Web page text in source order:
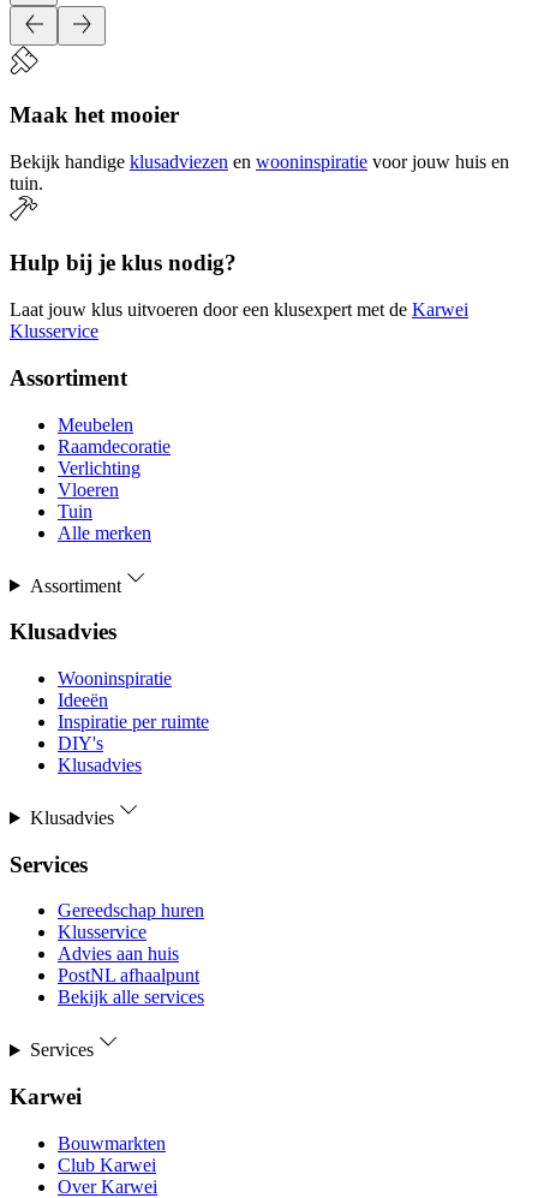
Maak het mooier
Bekijk handige klusadviezen en wooninspiratie voor jouw huis en
tuin.
Hulp bij je klus nodig?
Laat jouw klus uitvoeren door een klusexpert met de Karwei
Klusservice
Assortiment
Meubelen
Raamdecoratie
Verlichting
Vloeren
Tuin
Alle merken
Assortiment
Klusadvies
Wooninspiratie
Ideeën
Inspiratie per ruimte
DIY's
Klusadvies
Klusadvies
Services
Gereedschap huren
Klusservice
Advies aan huis
PostNL afhaalpunt
Bekijk alle services
Services
Karwei
Bouwmarkten
Club Karwei
Over Karwei